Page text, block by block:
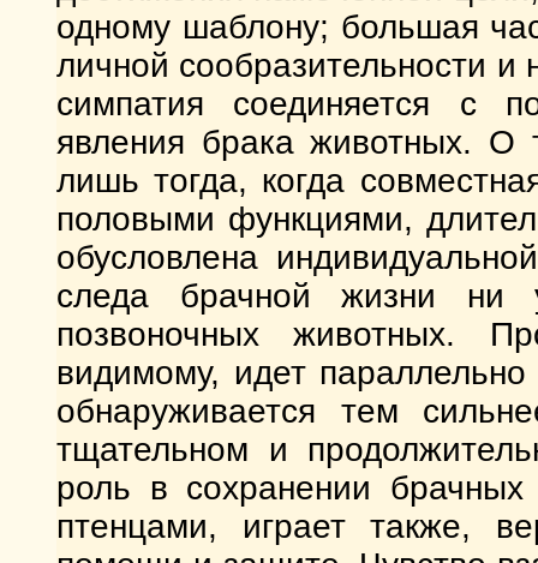
одному шаблону; большая
личной сообразительности и
симпатия соединяется с
явления брака животных. О
лишь тогда, когда
половыми функциями,
обусловлена
следа брачной жизни ни
позвоночных животных.
видимому, идет
обнаруживается тем
тщательном и
роль в сохранении
птенцами, играет также,